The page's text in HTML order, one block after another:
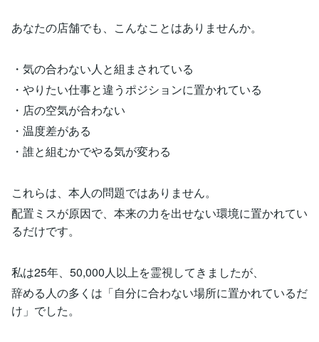
あなたの店舗でも、こんなことはありませんか。
・気の合わない人と組まされている
・やりたい仕事と違うポジションに置かれている
・店の空気が合わない
・温度差がある
・誰と組むかでやる気が変わる
これらは、本人の問題ではありません。
配置ミスが原因で、本来の力を出せない環境に置かれてい
るだけです。
私は25年、50,000人以上を霊視してきましたが、
辞める人の多くは「自分に合わない場所に置かれているだ
け」でした。